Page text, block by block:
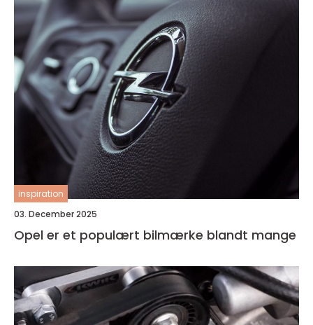
inspiration
03. December 2025
Opel er et populært bilmærke blandt mange